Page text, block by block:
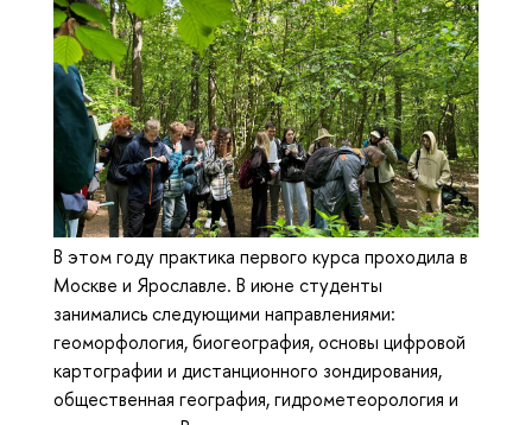
В этом году практика первого курса проходила в
Москве и Ярославле. В июне студенты
занимались следующими направлениями:
геоморфология, биогеография, основы цифровой
картографии и дистанционного зондирования,
общественная география, гидрометеорология и